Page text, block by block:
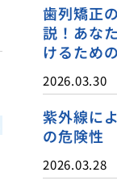
歯列矯正
説！あな
けるため
2026.03.30
紫外線に
の危険性
2026.03.28